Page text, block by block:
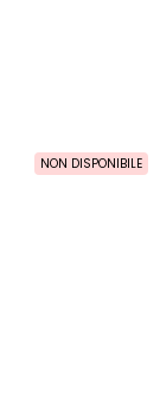
NON DISPONIBILE